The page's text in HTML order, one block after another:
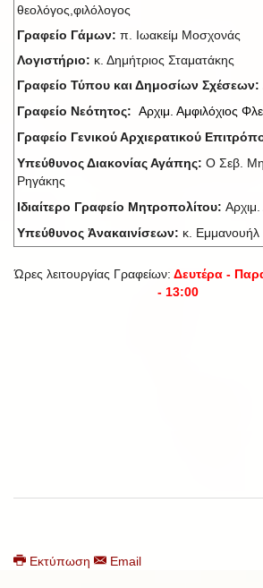
θεολόγος,φιλόλογος
Γραφείο Γάμων: π. Ιωακείμ Μοσχονάς
Λογιστήριο: κ. Δημήτριος Σταματάκης
Γραφείο Τύπου και Δημοσίων Σχέσεων:
Γραφείο Νεότητος: Αρχιμ. Αμφιλόχιος
Γραφείο Γενικού Αρχιερατικού
Υπεύθυνος Διακονίας Αγάπης: Ο Σεβ.
Ρηγάκης
Ιδιαίτερο Γραφείο Μητροπολίτου: Αρχιμ.
Υπεύθυνος Ἀνακαινίσεων: κ. Εμμανουήλ
Ώρες λειτουργίας Γραφείων: Δευτέρα -
- 13:00
Εκτύπωση Email